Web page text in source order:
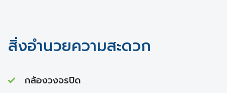
สิ่งอำนวยความสะดวก
กล้องวงจรปิด